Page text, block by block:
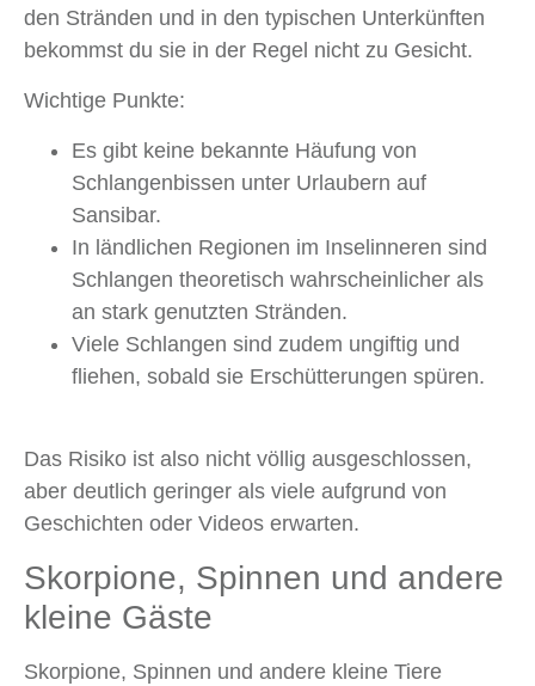
den Stränden und in den typischen Unterkünften
bekommst du sie in der Regel nicht zu Gesicht.
Wichtige Punkte:
Es gibt keine bekannte Häufung von
Schlangenbissen unter Urlaubern auf
Sansibar.
In ländlichen Regionen im Inselinneren sind
Schlangen theoretisch wahrscheinlicher als
an stark genutzten Stränden.
Viele Schlangen sind zudem ungiftig und
fliehen, sobald sie Erschütterungen spüren.
Das Risiko ist also nicht völlig ausgeschlossen,
aber deutlich geringer als viele aufgrund von
Geschichten oder Videos erwarten.
Skorpione, Spinnen und andere
kleine Gäste
Skorpione, Spinnen und andere kleine Tiere